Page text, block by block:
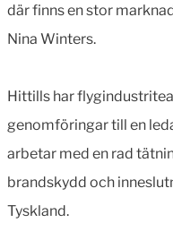
där finns en stor
Nina Winters.
Hittills har
genomföringar till en
arbetar med en rad
brandskydd och
Tyskland.